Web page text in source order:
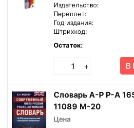
Издательство:
Переплет:
Год издания:
Штрихкод:
Остаток:
+ В
Словарь А-Р Р-А
11089 М-20
Цена